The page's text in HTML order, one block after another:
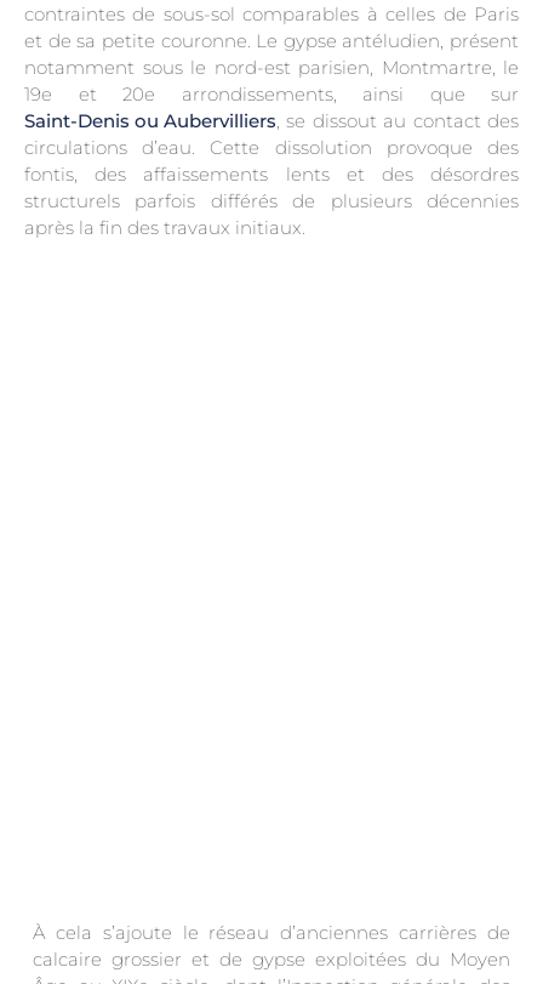
contraintes de sous-sol comparables à celles de Paris
et de sa petite couronne. Le gypse antéludien, présent
notamment sous le nord-est parisien, Montmartre, le
19e et 20e arrondissements, ainsi que sur
Saint-Denis ou Aubervilliers , se dissout au contact des
circulations d’eau. Cette dissolution provoque des
fontis, des affaissements lents et des désordres
structurels parfois différés de plusieurs décennies
après la fin des travaux initiaux.
À cela s’ajoute le réseau d’anciennes carrières de
calcaire grossier et de gypse exploitées du Moyen